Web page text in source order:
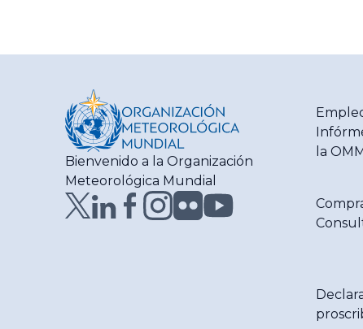
Bienvenido a la Organización
Meteorológica Mundial
la